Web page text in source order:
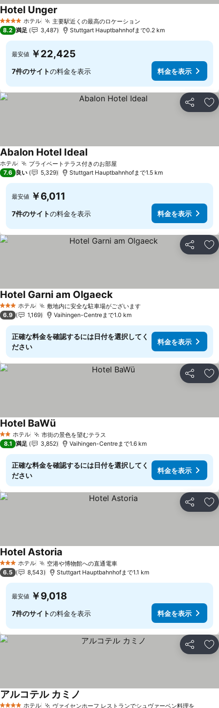
4 ホテルのランク
ホテル 主要駅近くの最高のロケーション
Hotel Unger
8.2 満足 3,487 Stuttgart Hauptbahnhofまで0.2 km
最安値 ￥22,425
7件のサイトの料金を表示 料金を表示
シェア お
ホテル プライベートテラス付きのお部屋料金を表示
Abalon Hotel Ideal料金を表示
7.6 良い 5,329 Stuttgart Hauptbahnhofまで1.5 km
最安値 ￥6,011
7件のサイトの料金を表示 料金を表示
シェア お
3 ホテルのランク
ホテル 敷地内に安全な駐車場がございます料金を表示
Hotel Garni am Olgaeck料金を表示
6.9 1,169 Vaihingen-Centreまで1.0 km
正確な料金を確認するには日付を選択してく
ださい
料金を表示
シェア お
2 ホテルのランク
ホテル 市街の景色を望むテラス
Hotel BaWü料金を表示
8.1 満足 3,852 Vaihingen-Centreまで1.6 km
正確な料金を確認するには日付を選択してく
ださい
料金を表示
シェア お
3 ホテルのランク
ホテル 空港や博物館への直通電車料金を表示
Hotel Astoria
6.5 8,543 Stuttgart Hauptbahnhofまで1.1 km
最安値 ￥9,018
7件のサイトの料金を表示 料金を表示
シェア お
ホテル ヴァイセンホーフ レストランでシュヴァーベン料理を
アルコテル カミノ